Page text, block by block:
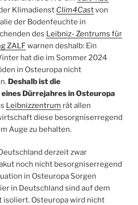
Klimadienst Clim4Castvon
der Bodenfeuchte in
des Leibniz- Zentrums für
ZALFwarnen deshalb: Ein
hat die im Sommer 2024
in Osteuropa nicht
Deshalb ist die
Dürrejahres in Osteuropa
Leibnizzentrum rät allen
diese besorgniserregend
Auge zu behalten.
derzeit zwar
noch nicht besorgniserregend
in Osteuropa Sorgen
in Deutschland sind auf dem
isoliert. Osteuropa wird nicht